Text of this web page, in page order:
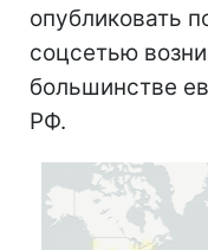
опубликовать
соцсетью
большинстве
РФ.